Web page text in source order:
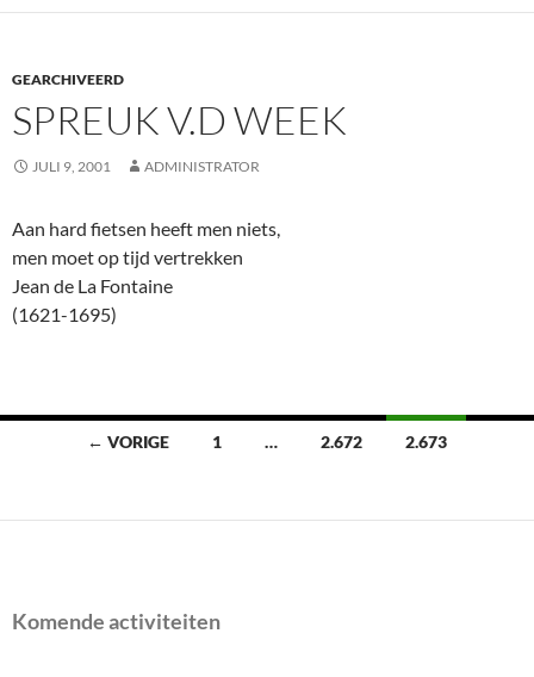
GEARCHIVEERD
SPREUK V.D WEEK
JULI 9, 2001 ADMINISTRATOR
Aan hard fietsen heeft men niets,
men moet op tijd vertrekken
Jean de La Fontaine
(1621-1695)
Berichten
← VORIGE 1 … 2.672 2.673
Komende activiteiten